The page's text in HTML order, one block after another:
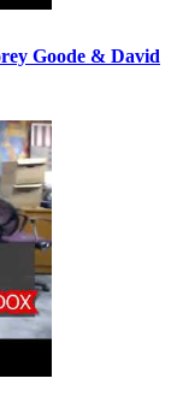
Goode & David